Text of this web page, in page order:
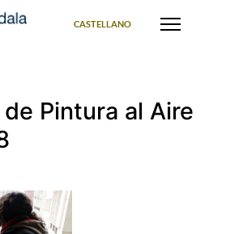
CASTELLANO
Pintura al Aire